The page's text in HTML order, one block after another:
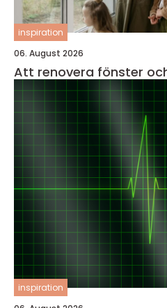
inspiration
06. August 2026
Att renovera fönster
inspiration